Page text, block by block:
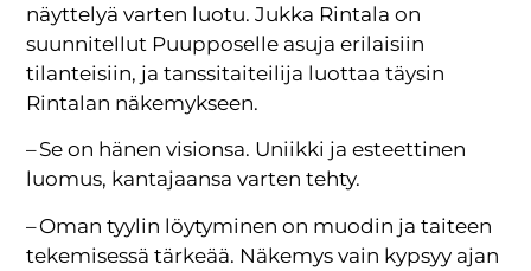
näyttelyä varten luotu. Jukka Rintala on
suunnitellut Puupposelle asuja erilaisiin
tilanteisiin, ja tanssitaiteilija luottaa täysin
Rintalan näkemykseen.
– Se on hänen visionsa. Uniikki ja esteettinen
luomus, kantajaansa varten tehty.
– Oman tyylin löytyminen on muodin ja taiteen
tekemisessä tärkeää. Näkemys vain kypsyy ajan